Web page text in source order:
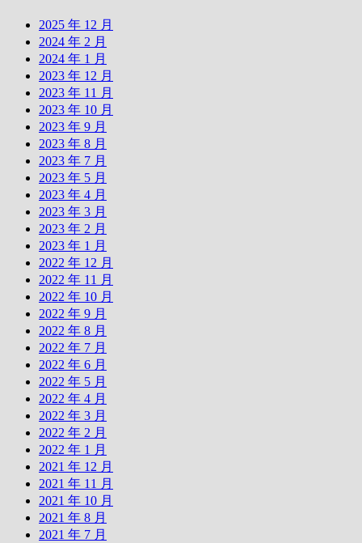
2025 年 12 月
2024 年 2 月
2024 年 1 月
2023 年 12 月
2023 年 11 月
2023 年 10 月
2023 年 9 月
2023 年 8 月
2023 年 7 月
2023 年 5 月
2023 年 4 月
2023 年 3 月
2023 年 2 月
2023 年 1 月
2022 年 12 月
2022 年 11 月
2022 年 10 月
2022 年 9 月
2022 年 8 月
2022 年 7 月
2022 年 6 月
2022 年 5 月
2022 年 4 月
2022 年 3 月
2022 年 2 月
2022 年 1 月
2021 年 12 月
2021 年 11 月
2021 年 10 月
2021 年 8 月
2021 年 7 月